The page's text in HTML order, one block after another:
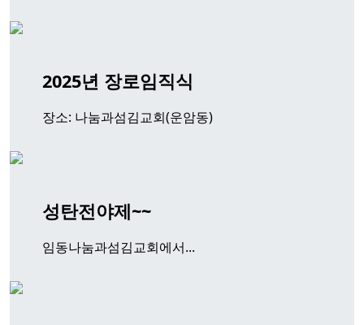
2025년 장로임직식
장소: 나눔과섬김교회(운암동)
성탄전야제~~
임동나눔과섬김교회에서...